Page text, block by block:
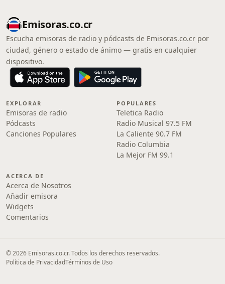
Emisoras.co.cr
Escucha emisoras de radio y pódcasts de Emisoras.co.cr por
ciudad, género o estado de ánimo — gratis en cualquier
dispositivo.
EXPLORAR
Emisoras de radio
Pódcasts
Canciones Populares
POPULARES
Teletica Radio
Radio Musical 97.5 FM
La Caliente 90.7 FM
Radio Columbia
La Mejor FM 99.1
ACERCA DE
Acerca de Nosotros
Añadir emisora
Widgets
Comentarios
© 2026 Emisoras.co.cr. Todos los derechos reservados.
Política de PrivacidadTérminos de Uso